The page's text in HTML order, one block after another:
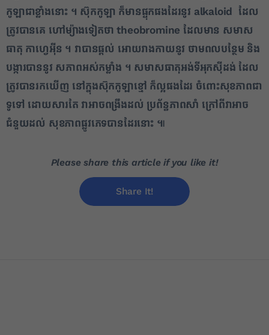
កូឡា​ជាខ្លាំង​នោះ ។ ស៊ុក​កូឡា ក៏​មាន​ផ្ទុក​ផងដែរ​នូវ alkaloid ដែល​
ត្រូវបាន​គេ ហៅ​ម្យ៉ាងទៀត​ថា theobromine ដែលមាន សមាស
ធាតុ កាហ្វេ​អ៊ី​ន ។ វា​បាន​ផ្តល់ អោយ​រាងកាយ​នូវ ថាមពល​បន្ថែម និង
បង្ការ​បាន​នូវ សភាព​អស់កម្លាំង ។ សមាសធាតុ​អង់​ទី​អុក​ស៊ីដង់ ដែល​
ត្រូវបាន​រកឃើញ នៅ​ក្នុងស៊ុក​កូឡា​ខ្មៅ ក៏​ល្អ​ផងដែរ ចំពោះ​សុខភាព​ជា​
ទូទៅ ដោយសារតែ វា​អាច​ពង្រឹង​ដល់ ប្រព័ន្ធ​ភាព​សាំ ក្រៅពី​វា​អាច​
ជំនួយ​ដល់ សុខភាព​ផ្លូវភេទ​បាន​ដែរ​នោះ ៕
Please share this article if you like it!
Share It!